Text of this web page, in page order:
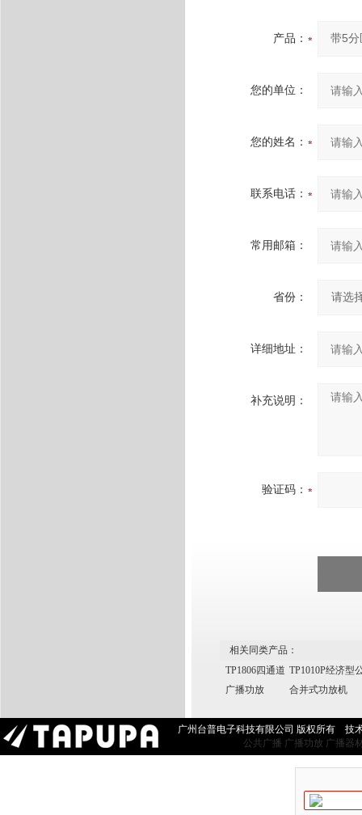
产品：
您的单位：
您的姓名：
联系电话：
常用邮箱：
省份：
详细地址：
补充说明：
验证码：
相关同类产品：
TP1806四通道
广播功放
TP1010P经济型
合并式功放机
广州台普电子科技有限公司 版权所有 技
公共广播 广播功放 广播器